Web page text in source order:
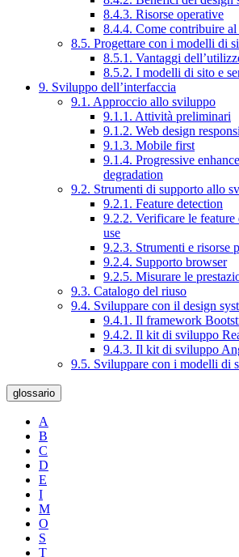
8.4.3. Risorse operative
8.4.4. Come contribuire
8.5. Progettare con i modelli di
8.5.1. Vantaggi
8.5.2. I modelli di sito e
9. Sviluppo dell’interfaccia
9.1. Approccio allo sviluppo
9.1.1. Attività preliminari
9.1.2. Web design
9.1.3. Mobile first
9.1.4. Progressive
degradation
9.2. Strumenti di supporto allo
9.2.1. Feature detection
9.2.2. Verificare le
use
9.2.3. Strumenti e risorse
9.2.4. Supporto browser
9.2.5. Misurare le
9.3. Catalogo del riuso
9.4. Sviluppare con il design
9.4.1. Il framework
9.4.2. Il kit di sviluppo
9.4.3. Il kit di sviluppo
9.5. Sviluppare con i modelli di
glossario
A
B
C
D
E
I
M
O
S
T